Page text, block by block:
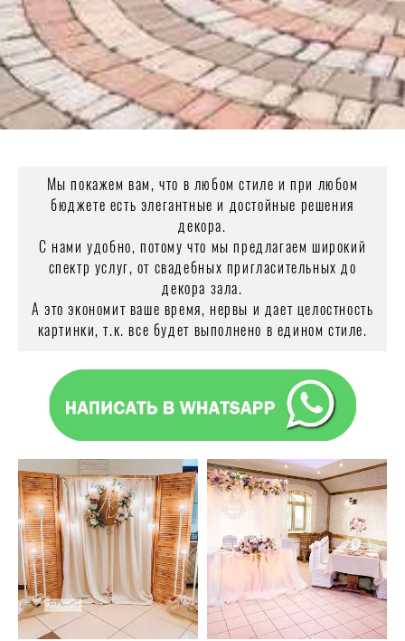
Мы покажем вам, что в любом стиле и при любом
бюджете есть элегантные и достойные решения
декора.
С нами удобно, потому что мы предлагаем широкий
спектр услуг, от свадебных пригласительных до
декора зала.
А это экономит ваше время, нервы и дает целостность
картинки, т.к. все будет выполнено в едином стиле.